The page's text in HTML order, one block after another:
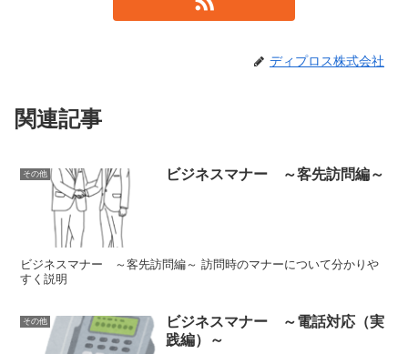
ディプロス株式会社
関連記事
その他 ビジネスマナー ～客先訪問編～
ビジネスマナー ～客先訪問編～ 訪問時のマナーについて分かりや
すく説明
その他
ビジネスマナー ～電話対応（実
践編）～